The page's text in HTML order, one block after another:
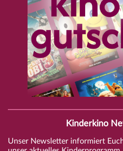
Kinderkino
Unser Newsletter informiert